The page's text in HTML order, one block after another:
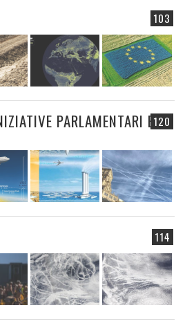
103
120
PARLAMENTARI E
114